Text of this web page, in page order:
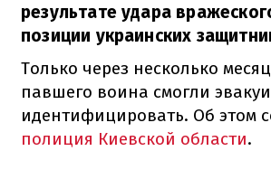
результате удара
позиции украинских
Только через несколько
павшего воина смогли
идентифицировать. Об этом
полиция Киевской области.